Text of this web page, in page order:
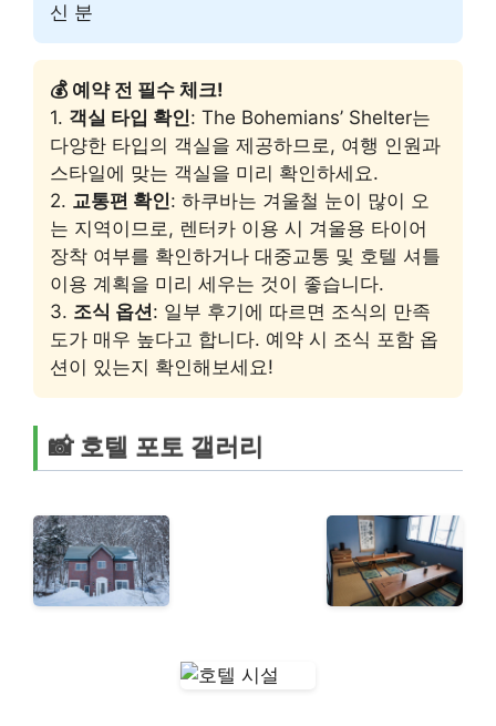
신 분
💰 예약 전 필수 체크!
1. 객실 타입 확인: The Bohemians’ Shelter는
다양한 타입의 객실을 제공하므로, 여행 인원과
스타일에 맞는 객실을 미리 확인하세요.
2. 교통편 확인: 하쿠바는 겨울철 눈이 많이 오
는 지역이므로, 렌터카 이용 시 겨울용 타이어
장착 여부를 확인하거나 대중교통 및 호텔 셔틀
이용 계획을 미리 세우는 것이 좋습니다.
3. 조식 옵션: 일부 후기에 따르면 조식의 만족
도가 매우 높다고 합니다. 예약 시 조식 포함 옵
션이 있는지 확인해보세요!
📸 호텔 포토 갤러리